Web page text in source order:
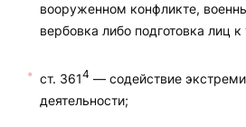
вооруженном конфликте,
вербовка либо подготовка лиц
ст. 3614 — содействие
деятельности;